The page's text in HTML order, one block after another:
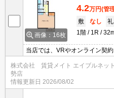
画像：16枚
4.2万円(管
敷
なし 礼
1階
1R
当店では、VRやオンライン契
りWEBのみでの契約も可能で
株式会社 賃貸メイト エイブルネッ
勢店
情報更新日 2026/08/02